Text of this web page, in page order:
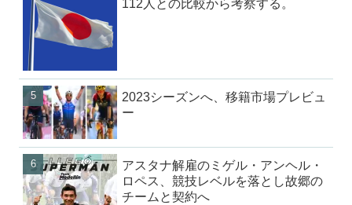
112人との比較から考察する。
2023シーズンへ、移籍市場プレビュ
ー
アスタナ解雇のミゲル・アンヘル・
ロペス、競技レベルを落とし故郷の
チームと契約へ